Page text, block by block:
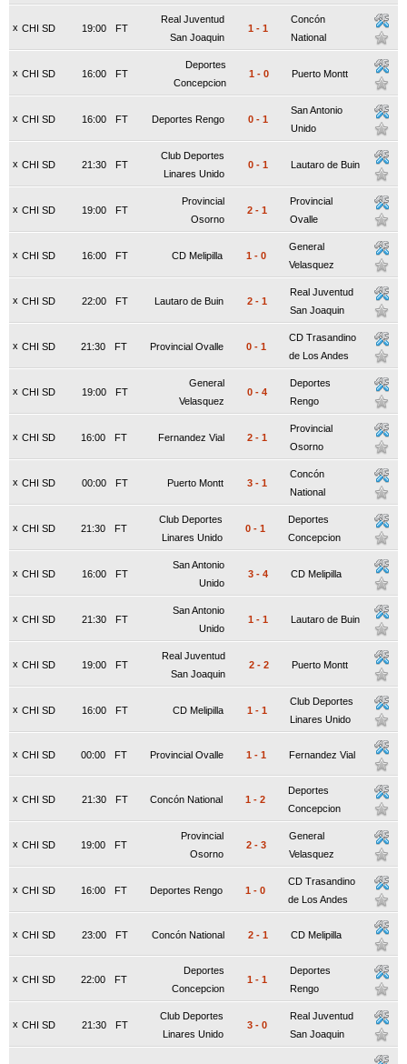
x CHI SD FT
19:00
Real Juventud
San Joaquin
1 - 1
Concón
National
x CHI SD FT
16:00
Deportes
Concepcion
1 - 0 Puerto Montt
x CHI SD FT
16:00 Deportes Rengo 0 - 1
San Antonio
Unido
x CHI SD FT
21:30
Club Deportes
Linares Unido
0 - 1 Lautaro de Buin
x CHI SD FT
19:00
Provincial
Osorno
2 - 1
Provincial
Ovalle
x CHI SD FT
16:00 CD Melipilla 1 - 0
General
Velasquez
x CHI SD FT
22:00 Lautaro de Buin 2 - 1
Real Juventud
San Joaquin
x CHI SD FT
21:30 Provincial Ovalle 0 - 1
CD Trasandino
de Los Andes
x CHI SD FT
19:00
General
Velasquez
0 - 4
Deportes
Rengo
x CHI SD FT
16:00 Fernandez Vial 2 - 1
Provincial
Osorno
x CHI SD FT
00:00 Puerto Montt 3 - 1
Concón
National
x CHI SD FT
21:30
Club Deportes
Linares Unido
0 - 1
Deportes
Concepcion
x CHI SD FT
16:00
San Antonio
Unido
3 - 4 CD Melipilla
x CHI SD FT
21:30
San Antonio
Unido
1 - 1 Lautaro de Buin
x CHI SD FT
19:00
Real Juventud
San Joaquin
2 - 2 Puerto Montt
x CHI SD FT
16:00 CD Melipilla 1 - 1
Club Deportes
Linares Unido
x CHI SD FT
00:00 Provincial Ovalle 1 - 1 Fernandez Vial
x CHI SD FT
21:30 Concón National 1 - 2
Deportes
Concepcion
x CHI SD FT
19:00
Provincial
Osorno
2 - 3
General
Velasquez
x CHI SD FT
16:00 Deportes Rengo 1 - 0
CD Trasandino
de Los Andes
x CHI SD FT
23:00 Concón National 2 - 1 CD Melipilla
x CHI SD FT
22:00
Deportes
Concepcion
1 - 1
Deportes
Rengo
x CHI SD FT
21:30
Club Deportes
Linares Unido
3 - 0
Real Juventud
San Joaquin